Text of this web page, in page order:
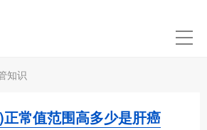
知识
常值范围高多少是肝癌